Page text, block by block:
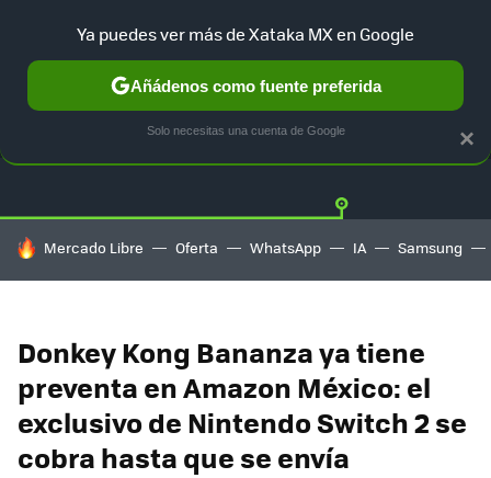
GUÍA DE COMPRAS MERCADO LIBRE
HOY SE HABLA DE
Mercado Libre Oferta WhatsApp IA Samsung
Donkey Kong Bananza ya tiene
preventa en Amazon México: el
exclusivo de Nintendo Switch 2 se
cobra hasta que se envía
×
Ya puedes ver más de Xataka MX en Google
Añádenos como fuente preferida
Solo necesitas una cuenta de Google